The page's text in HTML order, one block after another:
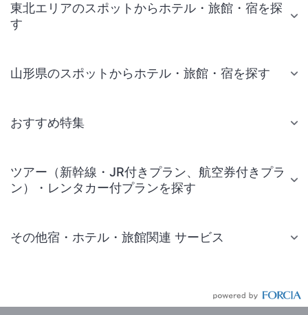
東北エリアのスポットからホテル・旅館・宿を探
す
山形県のスポットからホテル・旅館・宿を探す
おすすめ特集
ツアー（新幹線・JR付きプラン、航空券付きプラ
ン）・レンタカー付プランを探す
その他宿・ホテル・旅館関連 サービス